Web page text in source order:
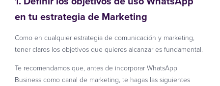
en tu estrategia de Marketing
Como en cualquier estrategia de comunicación y marketing,
tener claros los objetivos que quieres alcanzar es fundamental.
Te recomendamos que, antes de incorporar WhatsApp
Business como canal de marketing, te hagas las siguientes